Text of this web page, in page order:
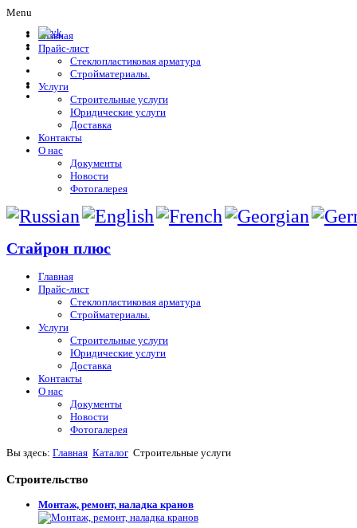
Menu
Главная
Прайс-лист
Стеклопластиковая арматура
Стройматериалы.
Услуги
Строительные услуги
Юридические услуги
Доставка
Контакты
О нас
Документы
Новости
Фотогалерея
Стайрон плюс
Главная
Прайс-лист
Стеклопластиковая арматура
Стройматериалы.
Услуги
Строительные услуги
Юридические услуги
Доставка
Контакты
О нас
Документы
Новости
Фотогалерея
Вы здесь: Главная Каталог Строительные услуги
Строительство
Монтаж, ремонт, наладка кранов